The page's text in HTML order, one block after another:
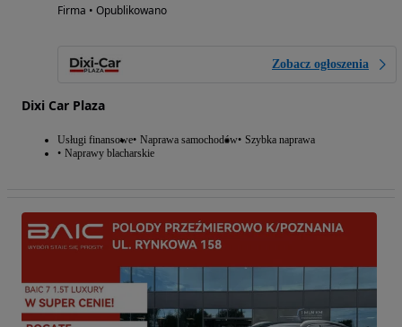
Firma • Opublikowano
Zobacz ogłoszenia
Dixi Car Plaza
Usługi finansowe Naprawa samochodów Szybka naprawa
Naprawy blacharskie